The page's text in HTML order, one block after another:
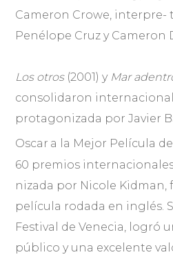
Cameron Crowe, interpre-
Penélope Cruz y Cameron
Los otros (2001) y Mar
consolidaron
protagonizada por Javier
Oscar a la Mejor Película
60 premios
nizada por Nicole Kidman,
película rodada en inglés.
Festival de Venecia, logró
público y una excelente